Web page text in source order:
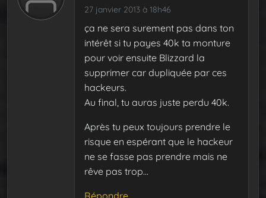
27 janvier 2013 à 18h46
ça ne sera surement pas dans ton
intérêt si tu payes 40k ta monture
pour voir ensuite Blizzard la
supprimer car dupliquée par ces
hackeurs.
Au final, tu auras juste perdu 40k.
Après tu peux toujours prendre le
risque en espérant que le hackeur
ne se fasse pas prendre mais ne
rêve pas trop…